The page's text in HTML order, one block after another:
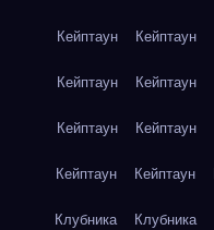
Кейптаун Кейптаун
Кейптаун Кейптаун
Кейптаун Кейптаун
Кейптаун Кейптаун
Клубника Клубника